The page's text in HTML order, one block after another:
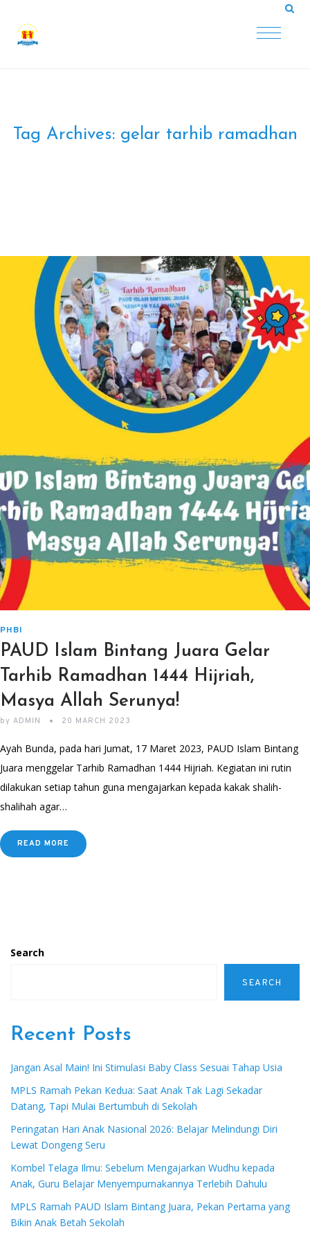
Tag Archives: gelar tarhib ramadhan
PHBI
PAUD Islam Bintang Juara Gelar
Tarhib Ramadhan 1444 Hijriah,
Masya Allah Serunya!
by ADMIN 20 MARCH 2023
Ayah Bunda, pada hari Jumat, 17 Maret 2023, PAUD Islam Bintang
Juara menggelar Tarhib Ramadhan 1444 Hijriah. Kegiatan ini rutin
dilakukan setiap tahun guna mengajarkan kepada kakak shalih-
shalihah agar…
READ MORE
Search
SEARCH
Recent Posts
Jangan Asal Main! Ini Stimulasi Baby Class Sesuai Tahap Usia
MPLS Ramah Pekan Kedua: Saat Anak Tak Lagi Sekadar
Datang, Tapi Mulai Bertumbuh di Sekolah
Peringatan Hari Anak Nasional 2026: Belajar Melindungi Diri
Lewat Dongeng Seru
Kombel Telaga Ilmu: Sebelum Mengajarkan Wudhu kepada
Anak, Guru Belajar Menyempurnakannya Terlebih Dahulu
MPLS Ramah PAUD Islam Bintang Juara, Pekan Pertama yang
Bikin Anak Betah Sekolah